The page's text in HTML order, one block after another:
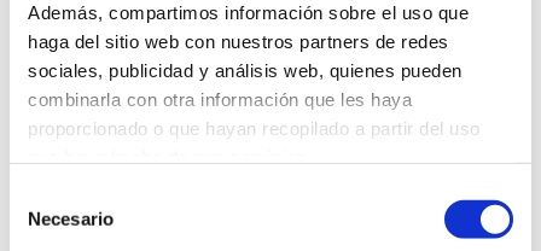
Además, compartimos información sobre el uso que
haga del sitio web con nuestros partners de redes
sociales, publicidad y análisis web, quienes pueden
combinarla con otra información que les haya
proporcionado o que hayan recopilado a partir del uso
Necesario
Suscríbete a
nuestra
newsletter